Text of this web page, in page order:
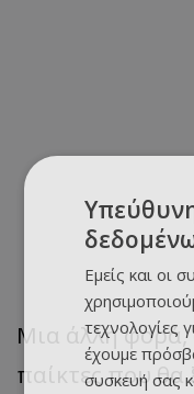
Μια άλλη φορά,
παίκτες που θα
Εμείς και οι
τεχνολογίες
έχουμε
συσκευή σας